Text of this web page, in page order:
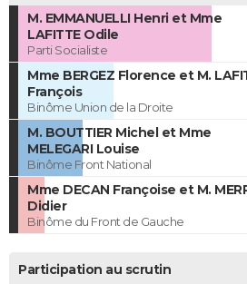
M. EMMANUELLI Henri et Mme
LAFITTE Odile
Parti Socialiste
Mme BERGEZ Florence et M.
François
Binôme Union de la Droite
M. BOUTTIER Michel et Mme
MELEGARI Louise
Binôme Front National
Mme DECAN Françoise et M.
Didier
Binôme du Front de Gauche
Participation au scrutin